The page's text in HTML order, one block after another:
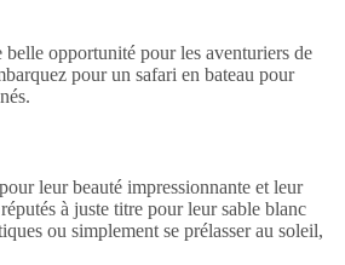
opportunité pour les aventuriers de
pour un safari en bateau pour
leur beauté impressionnante et leur
à juste titre pour leur sable blanc
ou simplement se prélasser au soleil,